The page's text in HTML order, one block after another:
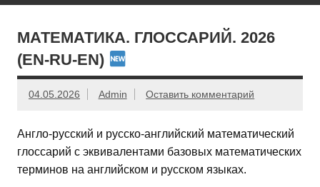
МАТЕМАТИКА. ГЛОССАРИЙ. 2026
(EN-RU-EN)
04.05.2026 Admin Оставить комментарий
Англо-русский и русско-английский математический
глоссарий с эквивалентами базовых математических
терминов на английском и русском языках.